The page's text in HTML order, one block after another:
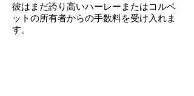
彼はまだ誇り高いハーレーまたはコルベ
ットの所有者からの手数料を受け入れま
す。